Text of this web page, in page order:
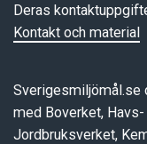
Deras
Kontakt och material
Sverigesmiljömål.se
med Boverket,
Jordbruksverket,